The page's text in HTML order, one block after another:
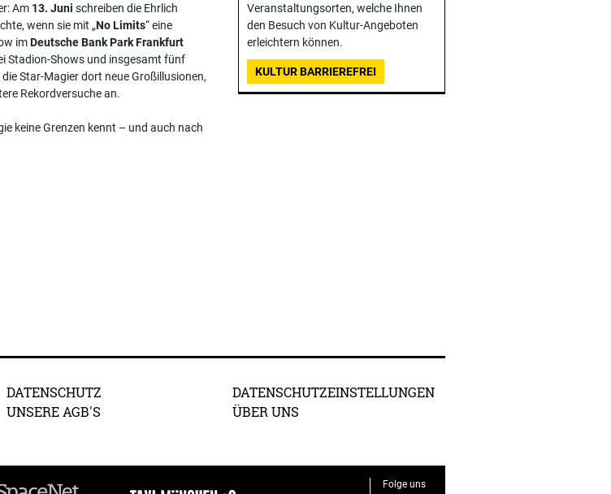
Am 13. Juni schreiben die Ehrlich
wenn sie mit „No Limits“ eine
imDeutsche Bank Park Frankfurt
Stadion-Shows und insgesamt fünf
Star-Magier dort neue Großillusionen,
Rekordversuche an.
keine Grenzen kennt – und auch nach
Veranstaltungsorten, welche Ihnen
den Besuch von Kultur-Angeboten
erleichtern können.
KULTUR BARRIEREFREI
DATENSCHUTZ
UNSERE AGB'S
DATENSCHUTZEINSTELLUNGEN
ÜBER UNS
Folge uns